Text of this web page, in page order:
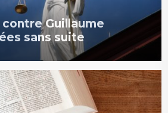
Guillaume
sans suite